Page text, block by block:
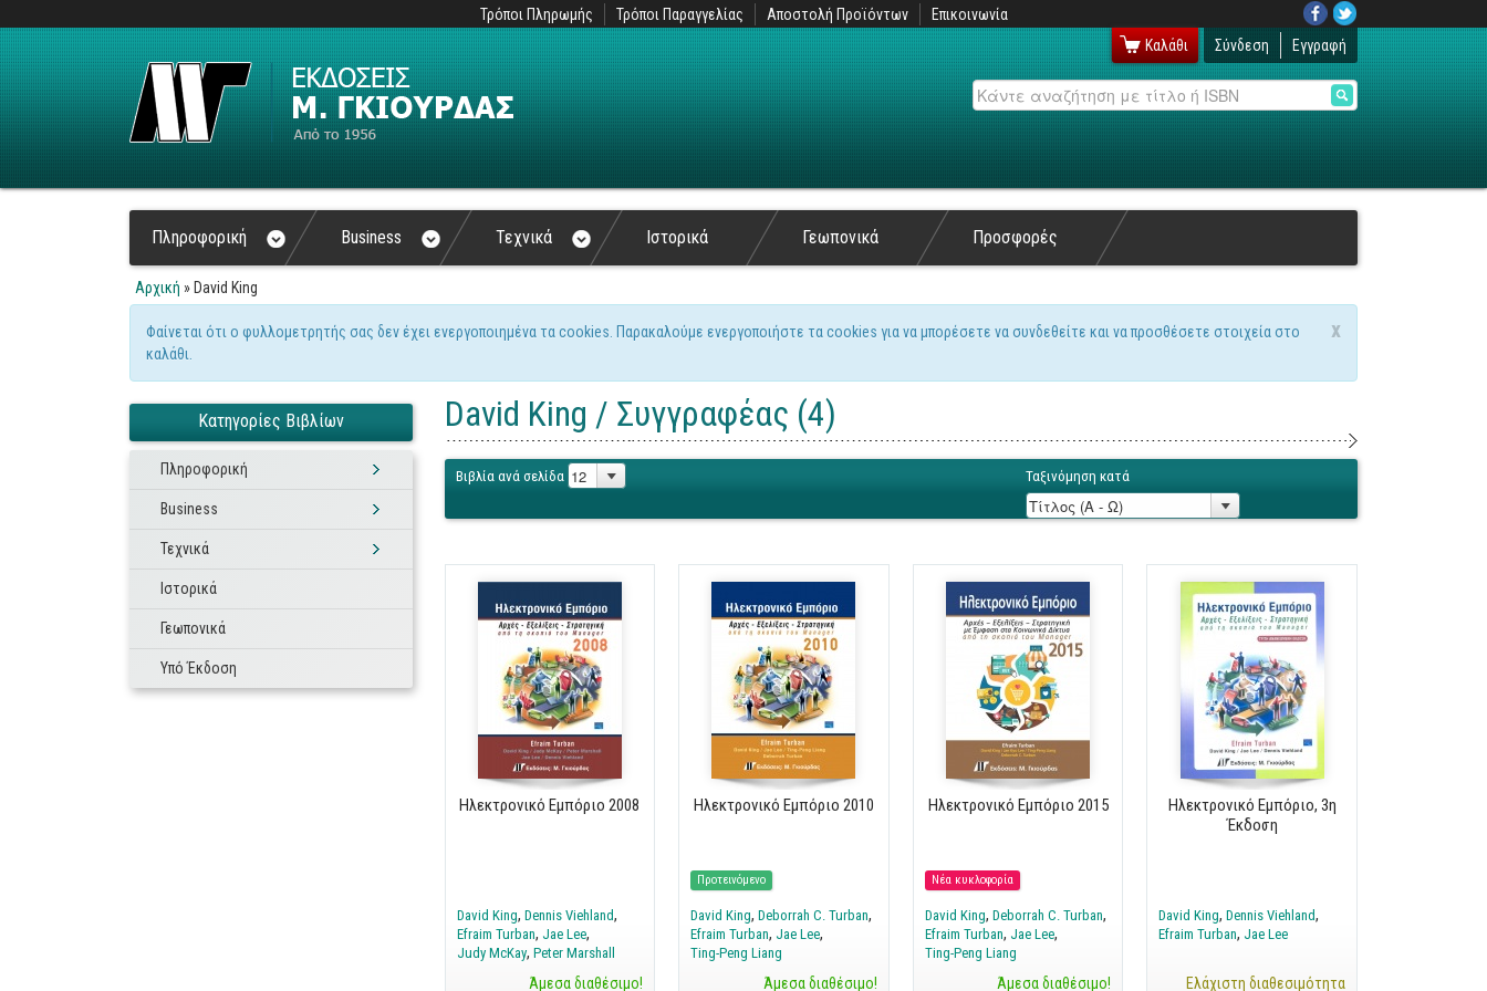
Τρόποι Πληρωμής Τρόποι Παραγγελίας Αποστολή Προϊόντων
Επικοινωνία
Καλάθι
Σύνδεση Εγγραφή
Αναζήτηση
Πληροφορική Business Τεχνικά Ιστορικά Γεωπονικά Προσφορές
Είστε εδώ
Αρχική » David King
x
Μήνυμα προειδοποίησης
Φαίνεται ότι ο φυλλομετρητής σας δεν έχει ενεργοποιημένα τα cookies. Παρακαλούμε ενεργοποιήστε τα cookies για να μπορέσετε να συνδεθείτε και να προσθέσετε στοιχεία στο
καλάθι.
Κατηγορίες Βιβλίων
Πληροφορική
Business
Τεχνικά
Ιστορικά
Γεωπονικά
Υπό Έκδοση
David King / Συγγραφέας (4)
Βιβλία ανά σελίδα Ταξινόμηση κατά
Ηλεκτρονικό Εμπόριο 2008
David King Dennis Viehland
Efraim Turban Jae Lee
Judy McKay Peter Marshall
Άμεσα διαθέσιμο!
Ηλεκτρονικό Εμπόριο 2010
Προτεινόμενο
David King Deborrah C. Turban
Efraim Turban Jae Lee
Ting-Peng Liang
Άμεσα διαθέσιμο!
Ηλεκτρονικό Εμπόριο 2015
Νέα κυκλοφορία
David King Deborrah C. Turban
Efraim Turban Jae Lee
Ting-Peng Liang
Άμεσα διαθέσιμο!
Ηλεκτρονικό Εμπόριο, 3η
Έκδοση
David King Dennis Viehland
Efraim Turban Jae Lee
Ελάχιστη διαθεσιμότητα